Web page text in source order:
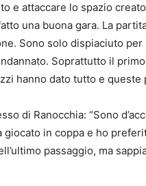
e attaccare lo spazio
una buona gara. La
Sono solo dispiaciuto
Soprattutto il
hanno dato tutto e
di Ranocchia: “Sono
giocato in coppa e ho
passaggio, ma